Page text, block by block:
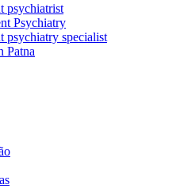
psychiatrist
Psychiatry
psychiatry specialist
Patna